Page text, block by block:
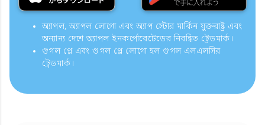
অ্যাপল, অ্যাপল লোগো এবং অ্যাপ স্টোর মার্কিন যুক্তরাষ্ট্র এবং
অন্যান্য দেশে অ্যাপল ইনকর্পোরেটেডের নিবন্ধিত ট্রেডমার্ক।
গুগল প্লে এবং গুগল প্লে লোগো হল গুগল এলএলসির
ট্রেডমার্ক।